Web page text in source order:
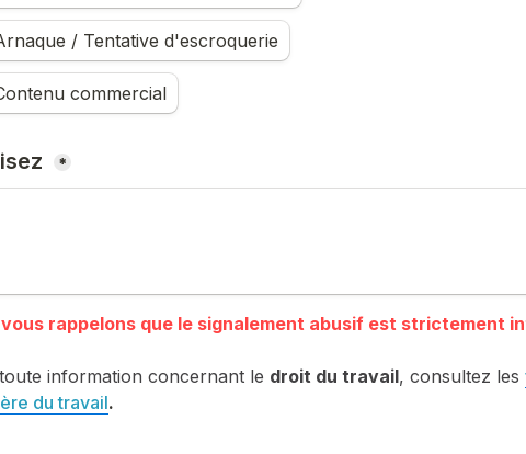
/ Tentative d'escroquerie
commercial
*
information concernant le droit du travail, consultez les
du travail